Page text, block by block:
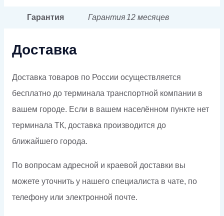
Гарантия Гарантия 12 месяцев
Доставка
Доставка товаров по России осуществляется
бесплатно до терминала транспортной компании в
вашем городе. Если в вашем населённом пункте нет
терминала ТК, доставка производится до
ближайшего города.
По вопросам адресной и краевой доставки вы
можете уточнить у нашего специалиста в чате, по
телефону или электронной почте.